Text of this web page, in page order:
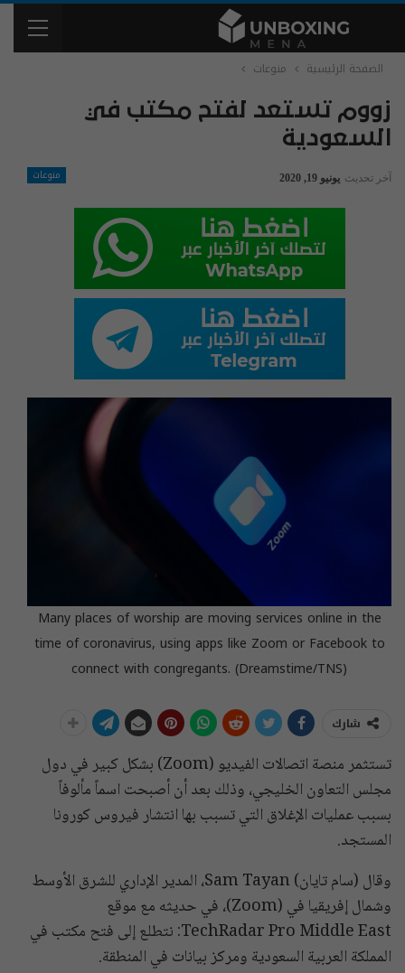
الصفحة الرئيسية منوعات
زووم تستعد لفتح مكتب في
السعودية
منوعات آخر تحديث يونيو 19, 2020
Many places of worship are moving services online in the
time of coronavirus, using apps like Zoom or Facebook to
connect with congregants. (Dreamstime/TNS)
شارك
تستثمر منصة اتصالات الفيديو (Zoom) بشكل كبير في دول
مجلس التعاون الخليجي، وذلك بعد أن أصبحت اسماً مألوفاً
بسبب عمليات الإغلاق التي تسبب بها انتشار فيروس كورونا
المستجد.
وقال (سام تايان) Sam Tayan، المدير الإداري للشرق الأوسط
وشمال إفريقيا في (Zoom)، في حديثه مع موقع
TechRadar Pro Middle East: نتطلع إلى فتح مكتب في
المملكة العربية السعودية ومركز بيانات في المنطقة.